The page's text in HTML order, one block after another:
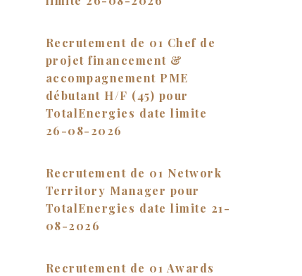
Recrutement de 01 Chef de
projet financement &
accompagnement PME
débutant H/F (45) pour
TotalEnergies date limite
26-08-2026
Recrutement de 01 Network
Territory Manager pour
TotalEnergies date limite 21-
08-2026
Recrutement de 01 Awards